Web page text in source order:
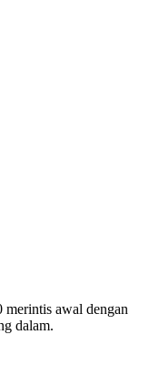
merintis awal dengan
dalam.